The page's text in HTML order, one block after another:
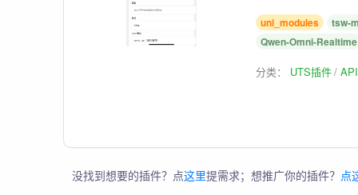
uni_modules
tsw-
Qwen-Omni-Realtime
分类： UTS插件
没找到想要的插件？点这里提需求；想推广你的插件？ 点